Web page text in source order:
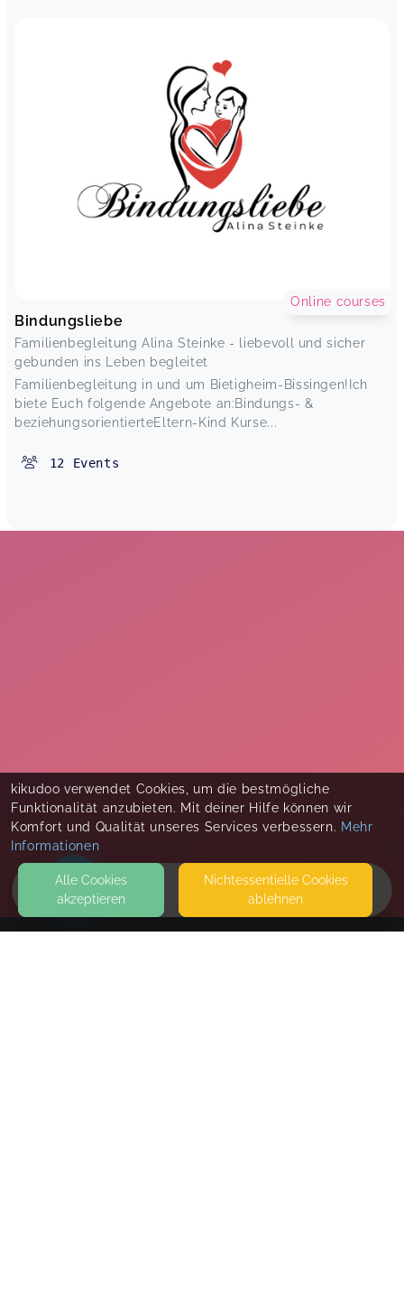
HOME
Bindungsliebe
Familienbegleitung Alina Steinke - liebevoll und sicher
gebunden ins Leben begleitet
Familienbegleitung in und um Bietigheim-Bissingen!Ich
biete Euch folgende Angebote an:Bindungs- &
beziehungsorientierteEltern-Kind Kurse...
Online courses
12 Events
kikudoo verwendet Cookies, um die bestmögliche
Funktionalität anzubieten. Mit deiner Hilfe können wir
Komfort und Qualität unseres Services verbessern. Mehr
Informationen
Alle Cookies
akzeptieren
Nicht­essentielle Cookies
ablehnen